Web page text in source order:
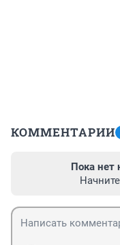
КОММЕНТАРИИ
Пока нет